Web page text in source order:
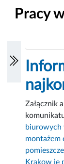
Pracy
Załącznik
biurowych
montażem
Krakow ie